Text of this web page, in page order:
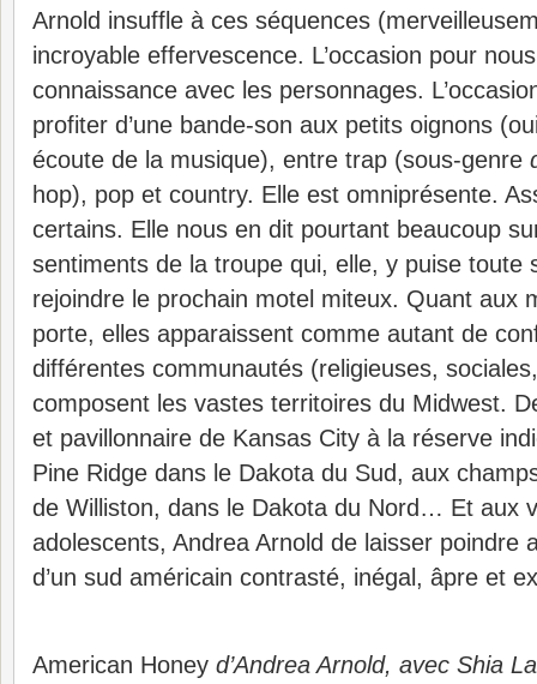
Arnold insuffle à ces séquences
incroyable effervescence. L’occasion pour
connaissance avec les personnages.
profiter d’une bande-son aux petits oignons
écoute de la musique), entre trap (sous-genre
hop), pop et country. Elle est omniprésente.
certains. Elle nous en dit pourtant beaucoup
sentiments de la troupe qui, elle, y puise toute
rejoindre le prochain motel miteux. Quant aux
porte, elles apparaissent comme autant de
différentes communautés (religieuses,
composent les vastes territoires du Midwest.
et pavillonnaire de Kansas City à la réserve
Pine Ridge dans le Dakota du Sud, aux
de Williston, dans le Dakota du Nord… Et aux
adolescents, Andrea Arnold de laisser poindre
d’un sud américain contrasté, inégal, âpre et
American Honey d’Andrea Arnold, avec Shia